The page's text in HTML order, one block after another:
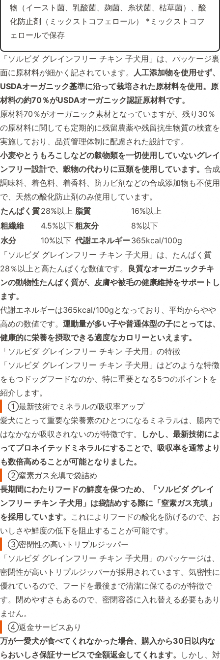
物（イースト菌、乳酸菌、麹菌、糸状菌、枯草菌）、酸
化防止剤（ミックストコフェロール） *ミックストコフ
ェロールで保存
「ソルビダ グレインフリー チキン 子犬用」は、パッケージ裏
面に原材料が細かく記されています。
人工添加物を使用せず、
USDAオーガニック基準に沿って栽培された原材料を使用。原
材料の約70％がUSDAオーガニック認証原材料です。
原材料70％がオーガニック素材となっていますが、残り30％
の原材料に関しても定期的に残留農薬や残留抗生物質の検査を
実施しており、品質管理体制に配慮された設計です。
小麦やとうもろこしなどの穀物類を一切使用していないグレイ
ンフリー設計で、穀物の代わりに豆類を使用しています。 合成
調味料、着色料、着香料、防カビ剤などの合成添加物も不使用
で、天然の酸化防止剤のみ使用しています。
たんぱく質28%以上 脂質
16%以上
粗繊維
4.5%以下粗灰分
8%以下
水分
10%以下 代謝エネルギー365kcal/100g
「ソルビダ グレインフリー チキン 子犬用」は、たんぱく質
28％以上と高たんぱくな数値です。 良質なオーガニックチキ
ンの動物性たんぱく質が、皮膚や被毛の健康維持をサポートし
ます。
代謝エネルギーは365kcal/100gとなっており、平均からやや
高めの数値です。 運動量が多い子や普通体型の子にとっては、
健康的に栄養を摂取できる適度なカロリーといえます。
「ソルビダ グレインフリー チキン 子犬用」の特徴
「ソルビダ グレインフリー チキン 子犬用」はどのような特徴
をもつドッグフードなのか、特に重要となる5つのポイントを
紹介します。
①最新技術でミネラルの吸収率アップ
愛犬にとって重要な栄養素のひとつになるミネラルは、腸内で
はなかなか吸収されないのが特徴です。
しかし、最新技術によ
ってプロネイテッドミネラルにすることで、吸収率を通常より
も数倍高めることが可能となりました。
②窒素ガス充填で袋詰め
長期間にわたりフードの鮮度を保つため、「ソルビダ グレイ
ンフリー チキン 子犬用」は袋詰めする際に「窒素ガス充填」
を採用しています。 これによりフードの酸化を防げるので、お
いしさや鮮度の低下を阻止することが可能です。
③密閉性の高いトリプルジッパー
「ソルビダ グレインフリー チキン 子犬用」のパッケージは、
密閉性が高いトリプルジッパーが採用されています。気密性に
優れているので、フードを最後まで清潔に保てるのが特徴で
す。閉めやすさもあるので、密閉容器に入れ替える必要もあり
ません。
④返金サービスあり
万が一愛犬が食べてくれなかった場合、購入から30日以内な
らおいしさ保証サービスで全額返金してくれます。
しかし、対